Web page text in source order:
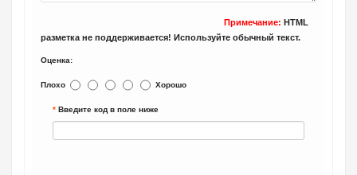
Примечание: HTML
разметка не поддерживается! Используйте обычный текст.
Оценка:
Плохо Хорошо
Введите код в поле ниже